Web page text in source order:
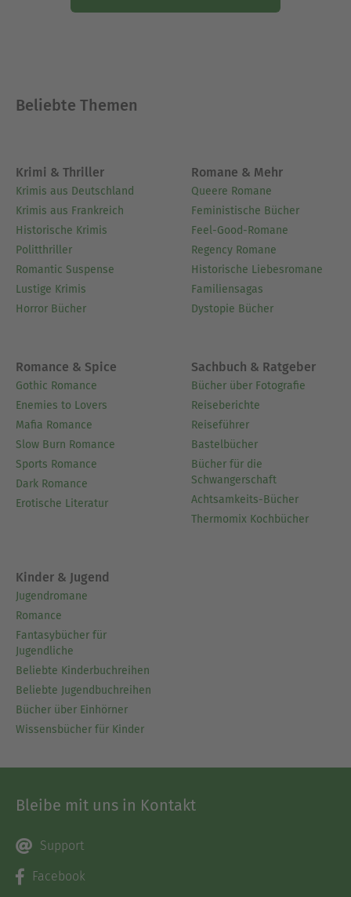
Schulklassen und Erwachsene organisiert Reiner
engagiertes Wirken in der Gedenk- und
Verdienstordens der Bundesrepublik Deutschland
ausgezeichnet.
Ausblenden
Beliebte Themen
Krimi & Thriller
Krimis aus Deutschland
Krimis aus Frankreich
Historische Krimis
Politthriller
Romantic Suspense
Lustige Krimis
Horror Bücher
Romane & Mehr
Queere Romane
Feministische Bücher
Feel-Good-Romane
Regency Romane
Historische Liebesromane
Familiensagas
Dystopie Bücher
Romance & Spice
Gothic Romance
Enemies to Lovers
Mafia Romance
Slow Burn Romance
Sports Romance
Dark Romance
Erotische Literatur
Sachbuch & Ratgeber
Bücher über Fotografie
Reiseberichte
Reiseführer
Bastelbücher
Bücher für die
Schwangerschaft
Achtsamkeits-Bücher
Thermomix Kochbücher
Kinder & Jugend
Jugendromane
Romance
Fantasybücher für
Jugendliche
Beliebte Kinderbuchreihen
Beliebte Jugendbuchreihen
Bücher über Einhörner
Wissensbücher für Kinder
Bleibe mit uns in Kontakt
Support
Facebook